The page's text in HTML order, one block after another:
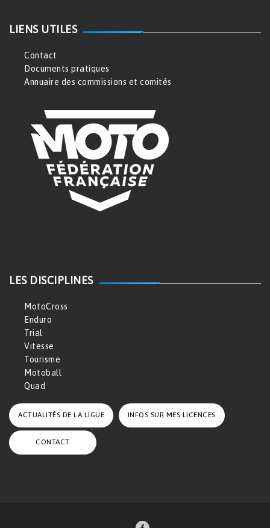
LIENS UTILES
Contact
Documents pratiques
Annuaire des commissions et comités
LES DISCIPLINES
MotoCross
Enduro
Trial
Vitesse
Tourisme
Motoball
Quad
ACTUALITÉS DE LA LIGUE INFOS SUR MES LICENCES
CONTACT